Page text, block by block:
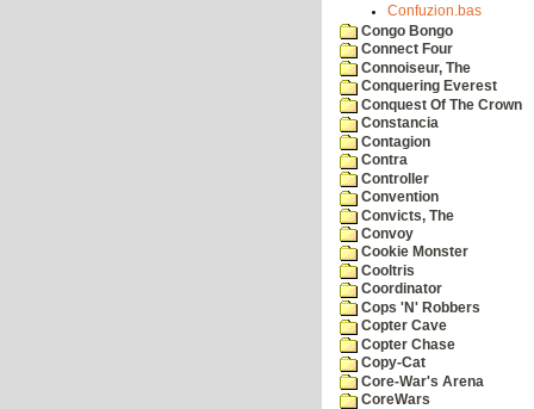
Confuzion.bas
Congo Bongo
Connect Four
Connoiseur, The
Conquering Everest
Conquest Of The Crown
Constancia
Contagion
Contra
Controller
Convention
Convicts, The
Convoy
Cookie Monster
Cooltris
Coordinator
Cops 'N' Robbers
Copter Cave
Copter Chase
Copy-Cat
Core-War's Arena
CoreWars